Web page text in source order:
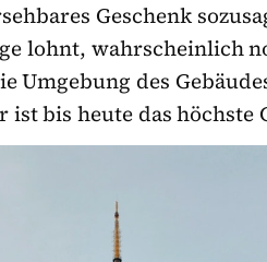
Geschenk
lohnt, wahrscheinlich
Umgebung des
bis heute das höchste